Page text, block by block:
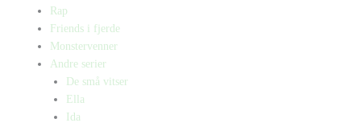
Rap
Friends i fjerde
Monstervenner
Andre serier
De små vitser
Ella
Ida